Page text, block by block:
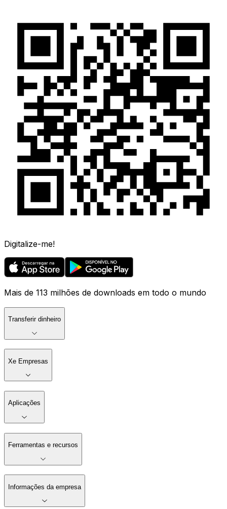
Digitalize-me!
Mais de 113 milhões de downloads em todo o mundo
Transferir dinheiro
Xe Empresas
Aplicações
Ferramentas e recursos
Informações da empresa